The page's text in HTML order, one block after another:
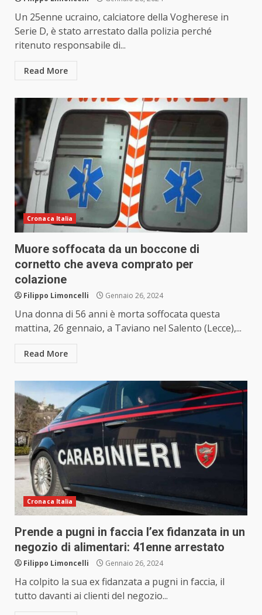
Un 25enne ucraino, calciatore della Vogherese in
Serie D, è stato arrestato dalla polizia perché
ritenuto responsabile di...
Read More
Cronaca Italia
Muore soffocata da un boccone di
cornetto che aveva comprato per
colazione
Filippo Limoncelli Gennaio 26, 2024
Una donna di 56 anni è morta soffocata questa
mattina, 26 gennaio, a Taviano nel Salento (Lecce),...
Read More
Cronaca Italia
Prende a pugni in faccia l’ex fidanzata in un
negozio di alimentari: 41enne arrestato
Filippo Limoncelli Gennaio 26, 2024
Ha colpito la sua ex fidanzata a pugni in faccia, il
tutto davanti ai clienti del negozio...